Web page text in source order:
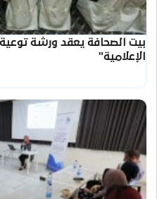
بيت الصحافة يعقد ورشة توعية
الإعلامية"